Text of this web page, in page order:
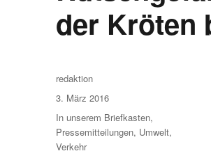
der Kröten
Autor
redaktion
Veröffentlicht
am
3. März 2016
Kategorien
In unserem Briefkasten,
Pressemitteilungen, Umwelt,
Verkehr